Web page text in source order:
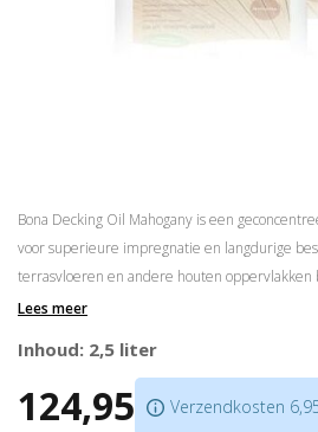
Bona Decking Oil Mahogany is een
voor superieure impregnatie en langdurige
terrasvloeren en andere houten oppervlakken
Accentueert de natuurlijke houtnerf
Biedt bescherming tegen indringing van vocht
Vermindert scheuren of kromtrekken van
Scroll naar beneden voor gebruiksaanwijzing!
Lees meer
Inhoud: 2,5 liter
124,95 Verzendkosten